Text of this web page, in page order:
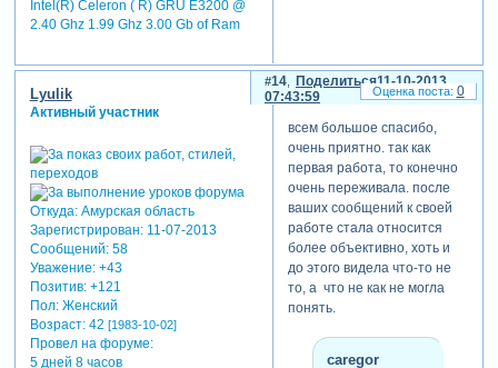
Intel(R) Celeron ( R) GRU E3200 @
2.40 Ghz 1.99 Ghz 3.00 Gb of Ram
Поделиться
14
11-10-2013
07:43:59
Lyulik
Активный участник
Откуда:Амурская область
Зарегистрирован: 11-07-2013
Сообщений:58
Уважение: +43
Позитив: +121
Пол:Женский
Возраст:42 [1983-10-02]
Провел на форуме:
5 дней 8 часов
всем большое спасибо,
очень приятно. так как
первая работа, то конечно
очень переживала. после
ваших сообщений к своей
работе стала относится
более объективно, хоть и
до этого видела что-то не
то, а что не как не могла
понять.
caregor
0